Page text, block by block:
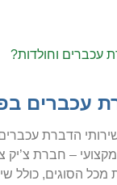
עכברים וחולדות?
עכברים
הדברת
– חברת צ’יק
מכל הסוגים, כולל